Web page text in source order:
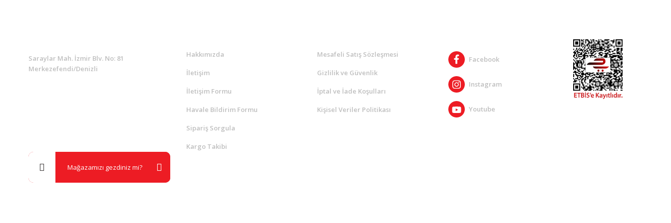
Saraylar Mah. İzmir Blv. No: 81
Merkezefendi/Denizli
Mağazamızı gezdiniz mi?
Hakkımızda
İletişim
İletişim Formu
Havale Bildirim Formu
Sipariş Sorgula
Kargo Takibi
Mesafeli Satış Sözleşmesi
Gizlilik ve Güvenlik
İptal ve İade Koşulları
Kişisel Veriler Politikası
Facebook
Instagram
Youtube